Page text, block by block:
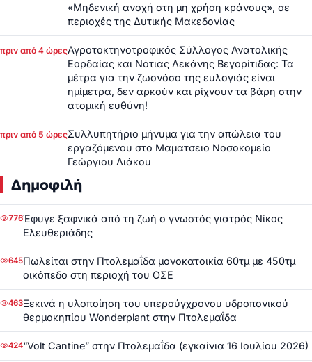
«Μηδενική ανοχή στη μη χρήση κράνους», σε
περιοχές της Δυτικής Μακεδονίας
πριν από 4 ώρεςΑγροτοκτηνοτροφικός Σύλλογος Ανατολικής
Εορδαίας και Νότιας Λεκάνης Βεγορίτιδας: Τα
μέτρα για την ζωονόσο της ευλογιάς είναι
ημίμετρα, δεν αρκούν και ρίχνουν τα βάρη στην
ατομική ευθύνη!
πριν από 5 ώρεςΣυλλυπητήριο μήνυμα για την απώλεια του
εργαζόμενου στο Μαματσειο Νοσοκομείο
Γεώργιου Λιάκου
Δημοφιλή
776Έφυγε ξαφνικά από τη ζωή ο γνωστός γιατρός Νίκος
Ελευθεριάδης
645Πωλείται στην Πτολεμαΐδα μονοκατοικία 60τμ με 450τμ
οικόπεδο στη περιοχή του ΟΣΕ
463Ξεκινά η υλοποίηση του υπερσύγχρονου υδροπονικού
θερμοκηπίου Wonderplant στην Πτολεμαΐδα
424“Volt Cantine” στην Πτολεμαΐδα (εγκαίνια 16 Ιουλίου 2026)